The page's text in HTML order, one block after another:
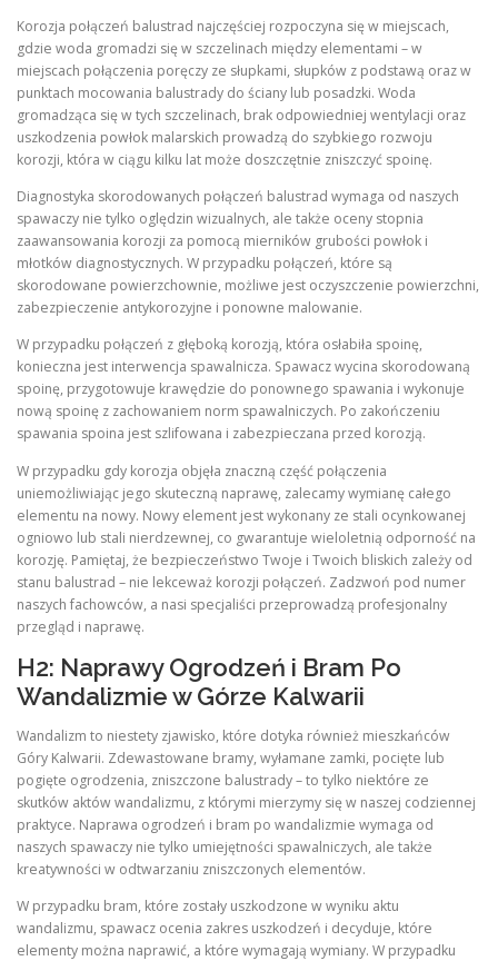
Korozja połączeń balustrad najczęściej rozpoczyna się w miejscach,
gdzie woda gromadzi się w szczelinach między elementami – w
miejscach połączenia poręczy ze słupkami, słupków z podstawą oraz w
punktach mocowania balustrady do ściany lub posadzki. Woda
gromadząca się w tych szczelinach, brak odpowiedniej wentylacji oraz
uszkodzenia powłok malarskich prowadzą do szybkiego rozwoju
korozji, która w ciągu kilku lat może doszczętnie zniszczyć spoinę.
Diagnostyka skorodowanych połączeń balustrad wymaga od naszych
spawaczy nie tylko oględzin wizualnych, ale także oceny stopnia
zaawansowania korozji za pomocą mierników grubości powłok i
młotków diagnostycznych. W przypadku połączeń, które są
skorodowane powierzchownie, możliwe jest oczyszczenie powierzchni,
zabezpieczenie antykorozyjne i ponowne malowanie.
W przypadku połączeń z głęboką korozją, która osłabiła spoinę,
konieczna jest interwencja spawalnicza. Spawacz wycina skorodowaną
spoinę, przygotowuje krawędzie do ponownego spawania i wykonuje
nową spoinę z zachowaniem norm spawalniczych. Po zakończeniu
spawania spoina jest szlifowana i zabezpieczana przed korozją.
W przypadku gdy korozja objęła znaczną część połączenia
uniemożliwiając jego skuteczną naprawę, zalecamy wymianę całego
elementu na nowy. Nowy element jest wykonany ze stali ocynkowanej
ogniowo lub stali nierdzewnej, co gwarantuje wieloletnią odporność na
korozję. Pamiętaj, że bezpieczeństwo Twoje i Twoich bliskich zależy od
stanu balustrad – nie lekceważ korozji połączeń. Zadzwoń pod numer
naszych fachowców, a nasi specjaliści przeprowadzą profesjonalny
przegląd i naprawę.
H2: Naprawy Ogrodzeń i Bram Po
Wandalizmie w Górze Kalwarii
Wandalizm to niestety zjawisko, które dotyka również mieszkańców
Góry Kalwarii. Zdewastowane bramy, wyłamane zamki, pocięte lub
pogięte ogrodzenia, zniszczone balustrady – to tylko niektóre ze
skutków aktów wandalizmu, z którymi mierzymy się w naszej codziennej
praktyce. Naprawa ogrodzeń i bram po wandalizmie wymaga od
naszych spawaczy nie tylko umiejętności spawalniczych, ale także
kreatywności w odtwarzaniu zniszczonych elementów.
W przypadku bram, które zostały uszkodzone w wyniku aktu
wandalizmu, spawacz ocenia zakres uszkodzeń i decyduje, które
elementy można naprawić, a które wymagają wymiany. W przypadku